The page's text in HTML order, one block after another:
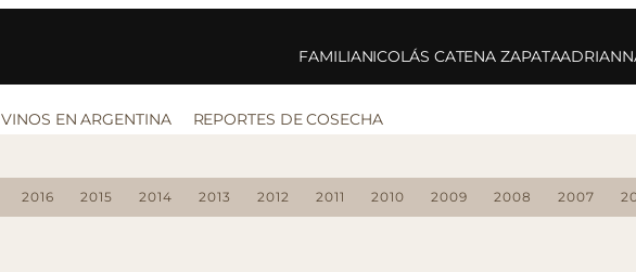
FAMILIANICOLÁS CATENA ZAPATA
VINOS EN ARGENTINA REPORTES DE COSECHA
2016 2015 2014 2013 2012 2011 2010 2009 2008 2007